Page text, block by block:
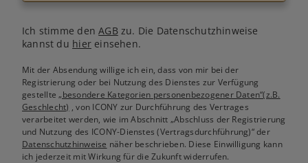
Ich stimme denAGB zu. Die Datenschutzhinweise
kannst du hiereinsehen.
Mit der Absendung willige ich ein, dass von mir bei der
Registrierung oder bei Nutzung des Dienstes zur Verfügung
gestellte„besondere Kategorien personenbezogener Daten“(z.B.
Geschlecht) , von ICONY zur Durchführung des Vertrages
verarbeitet werden, wie im Abschnitt „Abschluss der Registrierung
und Nutzung des ICONY-Dienstes (Vertragsdurchführung)“ der
Datenschutzhinweise näher beschrieben. Diese Einwilligung kann
ich jederzeit mit Wirkung für die Zukunft widerrufen.